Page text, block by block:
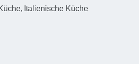
Italienische Küche